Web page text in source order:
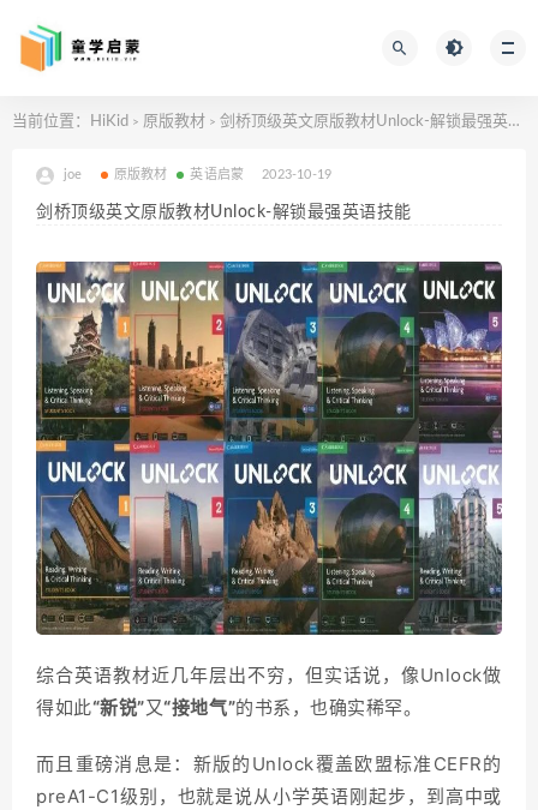
当前位置： HiKid > 原版教材 > 剑桥顶级英文原版教材Unlock-解锁最强英语技能
joe 原版教材 英语启蒙 2023-10-19
剑桥顶级英文原版教材Unlock-解锁最强英语技能
综合英语教材近几年层出不穷，但实话说，像Unlock做
得如此“新锐”又“接地气”的书系，也确实稀罕。
而且重磅消息是：新版的Unlock覆盖欧盟标准CEFR的
preA1-C1级别，也就是说从小学英语刚起步，到高中或